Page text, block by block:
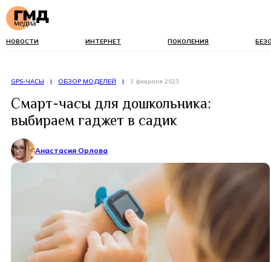
НОВОСТИ ИНТЕРНЕТ ПОКОЛЕНИЯ
GPS-ЧАСЫ | ОБЗОР МОДЕЛЕЙ | 3 февраля 2023
Смарт-часы для дошкольника:
выбираем гаджет в садик
Анастасия Орлова